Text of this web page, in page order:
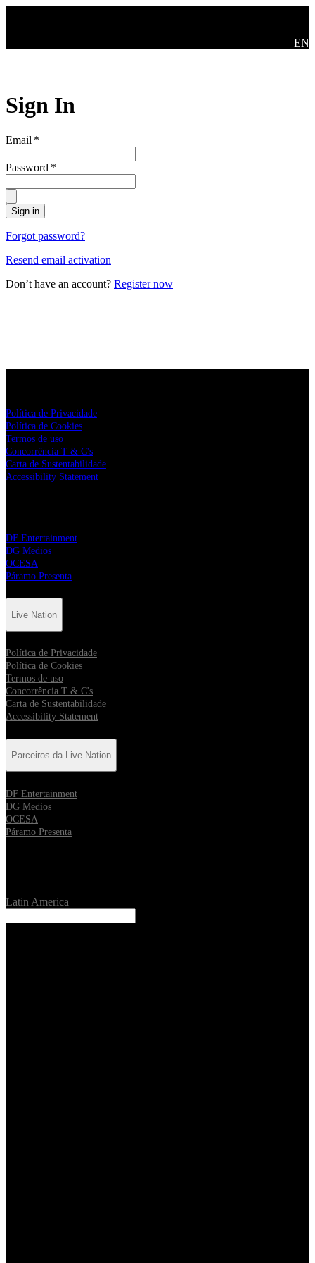
EN
Sign In
Email *
Password *
Sign in
Forgot password?
Resend email activation
Don’t have an account? Register now
Política de Privacidade
Política de Cookies
Termos de uso
Concorrência T & C's
Carta de Sustentabilidade
Accessibility Statement
DF Entertainment
DG Medios
OCESA
Páramo Presenta
Live Nation
Política de Privacidade
Política de Cookies
Termos de uso
Concorrência T & C's
Carta de Sustentabilidade
Accessibility Statement
Parceiros da Live Nation
DF Entertainment
DG Medios
OCESA
Páramo Presenta
Latin America